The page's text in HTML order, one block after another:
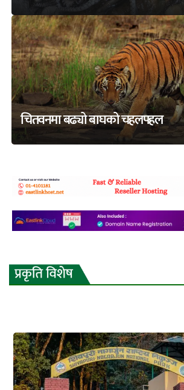
चितवनमा बढ्यो बाघको चहलपहल